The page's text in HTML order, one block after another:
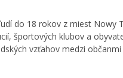
do 18 rokov z miest Nowy
športových klubov a
vzťahov medzi občanmi